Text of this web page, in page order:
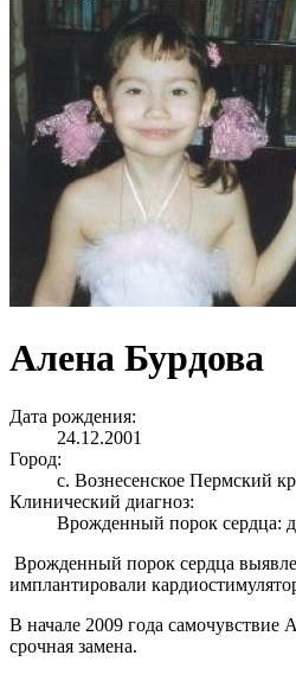
Алена Бурдова
Дата рождения:
24.12.2001
Город:
с. Вознесенское Пермский
Клинический диагноз:
Врожденный порок сердца:
Врожденный порок сердца
имплантировали
В начале 2009 года самочувствие
срочная замена.